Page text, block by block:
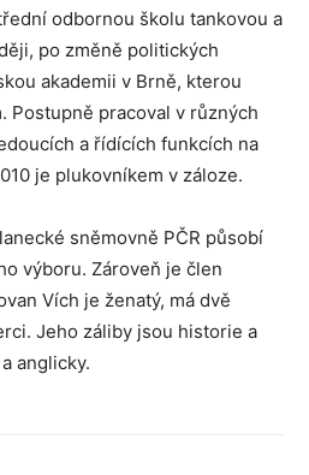
odbornou školu tankovou a
po změně politických
akademii v Brně, kterou
Postupně pracoval v různých
a řídících funkcích na
je plukovníkem v záloze.
sněmovně PČR působí
výboru. Zároveň je člen
Vích je ženatý, má dvě
Jeho záliby jsou historie a
anglicky.